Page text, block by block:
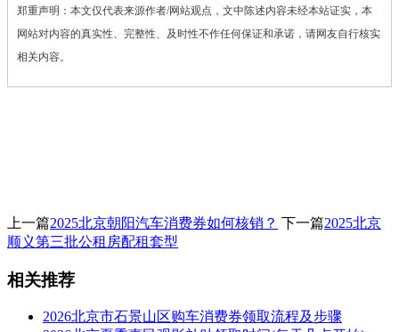
郑重声明：本文仅代表来源作者/网站观点，文中陈述内容未经本站证实，本
网站对内容的真实性、完整性、及时性不作任何保证和承诺，请网友自行核实
相关内容。
上一篇2025北京朝阳汽车消费券如何核销？ 下一篇2025北京
顺义第三批公租房配租套型
相关推荐
2026北京市石景山区购车消费券领取流程及步骤